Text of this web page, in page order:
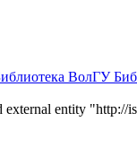
entity "http://